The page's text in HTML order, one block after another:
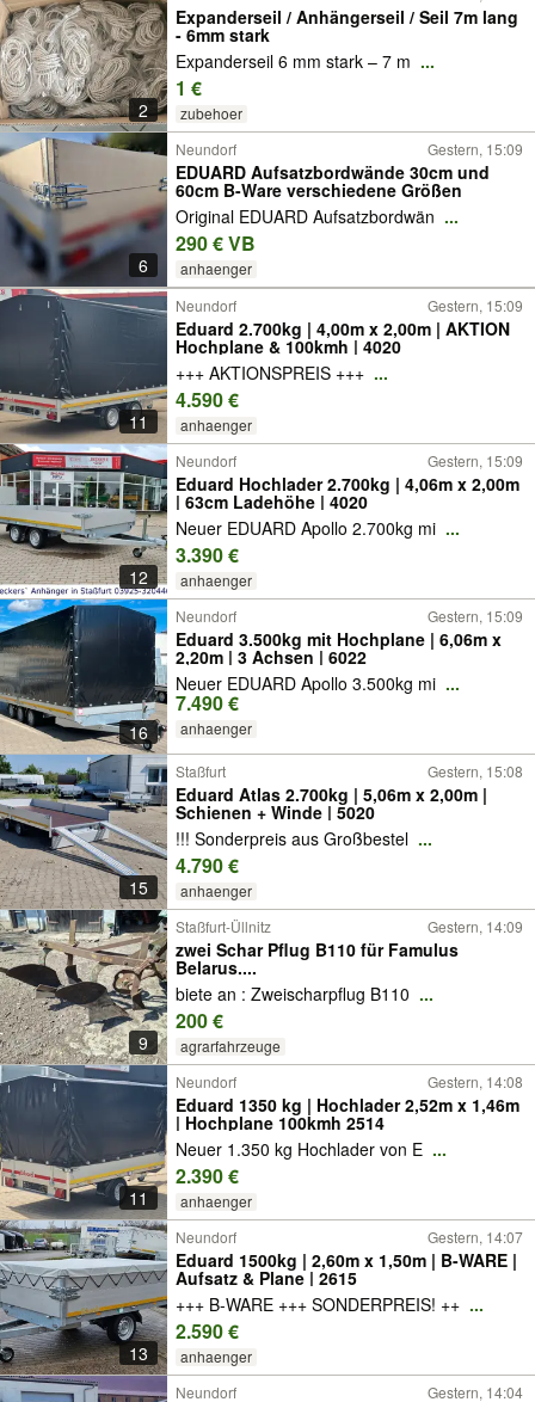
2
Expanderseil / Anhängerseil / Seil 7m lang
- 6mm stark
Expanderseil 6 mm stark – 7 m ...
1 €
zubehoer
6
Neundorf Gestern, 15:09
EDUARD Aufsatzbordwände 30cm und
60cm B-Ware verschiedene Größen
Original EDUARD Aufsatzbordwän ...
290 € VB
anhaenger
11
Neundorf Gestern, 15:09
Eduard 2.700kg | 4,00m x 2,00m | AKTION
Hochplane & 100kmh | 4020
+++ AKTIONSPREIS +++ ...
4.590 €
anhaenger
12
Neundorf Gestern, 15:09
Eduard Hochlader 2.700kg | 4,06m x 2,00m
| 63cm Ladehöhe | 4020
Neuer EDUARD Apollo 2.700kg mi ...
3.390 €
anhaenger
16
Neundorf Gestern, 15:09
Eduard 3.500kg mit Hochplane | 6,06m x
2,20m | 3 Achsen | 6022
Neuer EDUARD Apollo 3.500kg mi ...
7.490 €
anhaenger
15
Staßfurt Gestern, 15:08
Eduard Atlas 2.700kg | 5,06m x 2,00m |
Schienen + Winde | 5020
!!! Sonderpreis aus Großbestel ...
4.790 €
anhaenger
9
Staßfurt-Üllnitz Gestern, 14:09
zwei Schar Pflug B110 für Famulus
Belarus....
biete an : Zweischarpflug B110 ...
200 €
agrarfahrzeuge
11
Neundorf Gestern, 14:08
Eduard 1350 kg | Hochlader 2,52m x 1,46m
| Hochplane 100kmh 2514
Neuer 1.350 kg Hochlader von E ...
2.390 €
anhaenger
13
Neundorf Gestern, 14:07
Eduard 1500kg | 2,60m x 1,50m | B-WARE |
Aufsatz & Plane | 2615
+++ B-WARE +++ SONDERPREIS! ++ ...
2.590 €
anhaenger
Neundorf Gestern, 14:04